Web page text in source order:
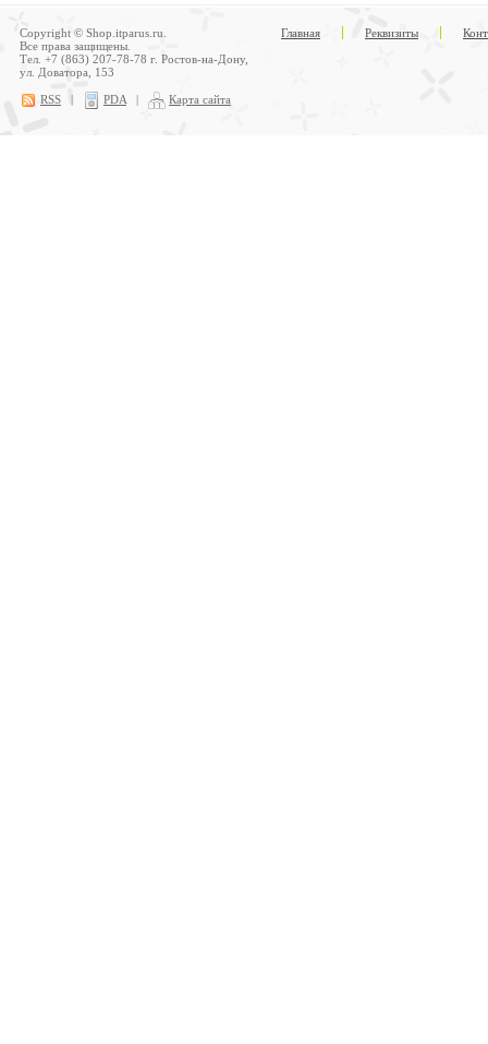
Copyright © Shop.itparus.ru.
Все права защищены.
Тел. +7 (863) 207-78-78 г. Ростов-на-Дону,
ул. Доватора, 153
RSS | PDA | Карта сайта
Главная Реквизиты